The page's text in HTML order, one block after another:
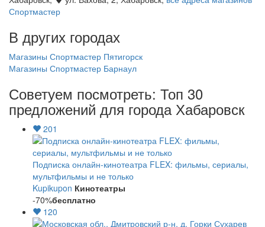
Спортмастер
В других городах
Магазины Спортмастер Пятигорск
Магазины Спортмастер Барнаул
Советуем посмотреть: Топ 30
предложений для города Хабаровск
201
Подписка онлайн-кинотеатра FLEX: фильмы, сериалы,
мультфильмы и не только
Kupikupon Кинотеатры
-70%бесплатно
120